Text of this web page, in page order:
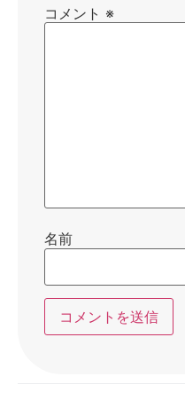
コメント ※
名前